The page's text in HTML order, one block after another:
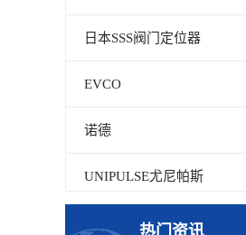
日本SSS阀门定位器
EVCO
诺德
UNIPULSE尤尼帕斯
热门资讯